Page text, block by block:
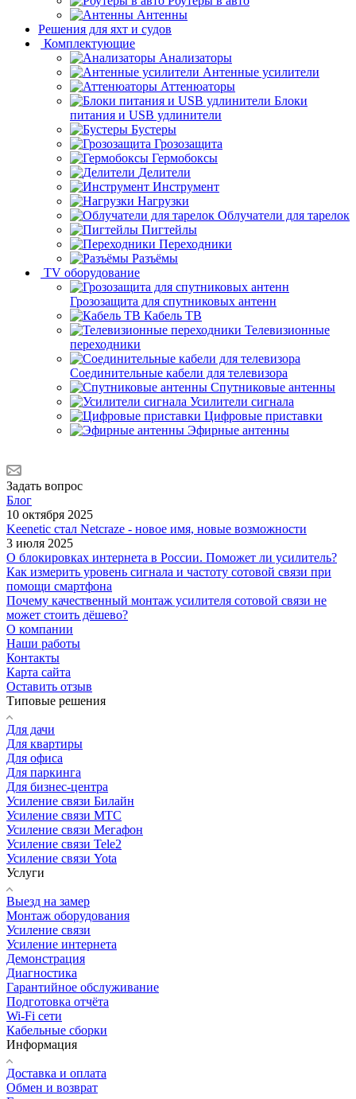
Антенны
Решения для яхт и судов
Комплектующие
Анализаторы
Антенные усилители
Аттенюаторы
Блоки
питания и USB удлинители
Бустеры
Грозозащита
Гермобоксы
Делители
Инструмент
Нагрузки
Облучатели для тарелок
Пигтейлы
Переходники
Разъёмы
TV оборудование
Грозозащита для спутниковых антенн
Кабель ТВ
Телевизионные
переходники
Соединительные кабели для телевизора
Спутниковые антенны
Усилители сигнала
Цифровые приставки
Эфирные антенны
Задать вопрос
Блог
10 октября 2025
Keenetic стал Netcraze - новое имя, новые возможности
3 июля 2025
О блокировках интернета в России. Поможет ли усилитель?
Как измерить уровень сигнала и частоту сотовой связи при
помощи смартфона
Почему качественный монтаж усилителя сотовой связи не
может стоить дёшево?
О компании
Наши работы
Контакты
Карта сайта
Оставить отзыв
Типовые решения
Для дачи
Для квартиры
Для офиса
Для паркинга
Для бизнес-центра
Усиление связи Билайн
Усиление связи МТС
Усиление связи Мегафон
Усиление связи Tele2
Усиление связи Yota
Услуги
Выезд на замер
Монтаж оборудования
Усиление связи
Усиление интернета
Демонстрация
Диагностика
Гарантийное обслуживание
Подготовка отчёта
Wi-Fi сети
Кабельные сборки
Информация
Доставка и оплата
Обмен и возврат